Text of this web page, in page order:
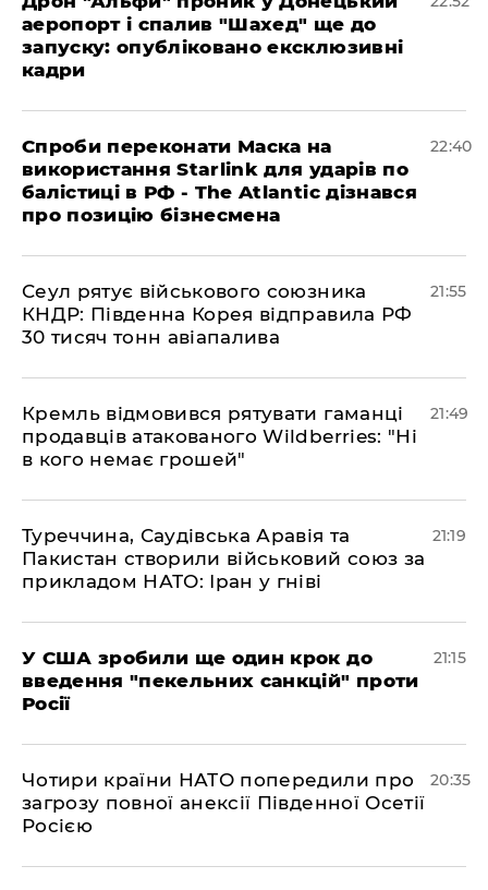
аеропорт і спалив "Шахед" ще до
запуску: опубліковано ексклюзивні
кадри
​Спроби переконати Маска на
використання Starlink для ударів по
балістиці в РФ - The Atlantic дізнався
про позицію бізнесмена
22:40
​Сеул рятує військового союзника
КНДР: Південна Корея відправила РФ
30 тисяч тонн авіапалива
21:55
​Кремль відмовився рятувати гаманці
продавців атакованого Wildberries: "Ні
в кого немає грошей"
21:49
​Туреччина, Саудівська Аравія та
Пакистан створили військовий союз за
прикладом НАТО: Іран у гніві
21:19
​У США зробили ще один крок до
введення "пекельних санкцій" проти
Росії
21:15
​Чотири країни НАТО попередили про
загрозу повної анексії Південної Осетії
Росією
20:35